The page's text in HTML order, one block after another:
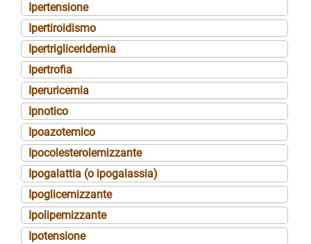
Ipertensione
Ipertiroidismo
Ipertrigliceridemia
Ipertrofia
Iperuricemia
Ipnotico
Ipoazotemico
Ipocolesterolemizzante
Ipogalattia (o ipogalassia)
Ipoglicemizzante
Ipolipemizzante
Ipotensione